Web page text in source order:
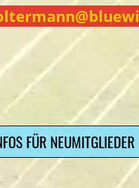
FÜR NEUMITGLIEDER